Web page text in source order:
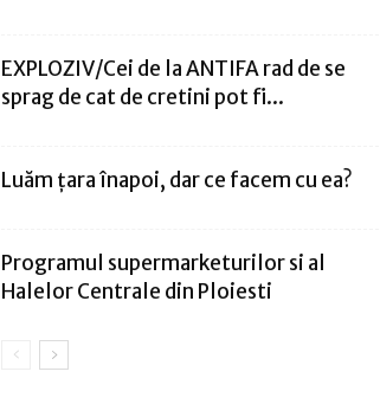
EXPLOZIV/Cei de la ANTIFA rad de se
sprag de cat de cretini pot fi...
Luăm țara înapoi, dar ce facem cu ea?
Programul supermarketurilor si al
Halelor Centrale din Ploiesti